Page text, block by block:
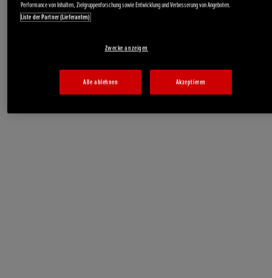
Performance von Inhalten, Zielgruppenforschung sowie Entwicklung und Verbesserung von Angeboten.
Liste der Partner (Lieferanten)
Zwecke anzeigen
Alle ablehnen Akzeptieren